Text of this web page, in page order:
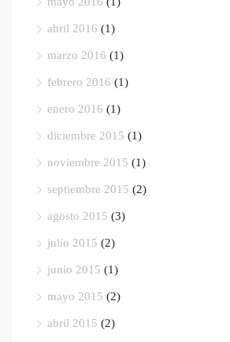
abril 2016 (1)
marzo 2016 (1)
febrero 2016 (1)
enero 2016 (1)
diciembre 2015 (1)
noviembre 2015 (1)
septiembre 2015 (2)
agosto 2015 (3)
julio 2015 (2)
junio 2015 (1)
mayo 2015 (2)
abril 2015 (2)